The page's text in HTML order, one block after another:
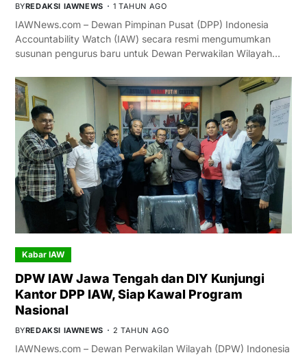
BYREDAKSI IAWNEWS 1 TAHUN AGO
IAWNews.com – Dewan Pimpinan Pusat (DPP) Indonesia
Accountability Watch (IAW) secara resmi mengumumkan
susunan pengurus baru untuk Dewan Perwakilan Wilayah…
Kabar IAW
DPW IAW Jawa Tengah dan DIY Kunjungi
Kantor DPP IAW, Siap Kawal Program
Nasional
BYREDAKSI IAWNEWS 2 TAHUN AGO
IAWNews.com – Dewan Perwakilan Wilayah (DPW) Indonesia